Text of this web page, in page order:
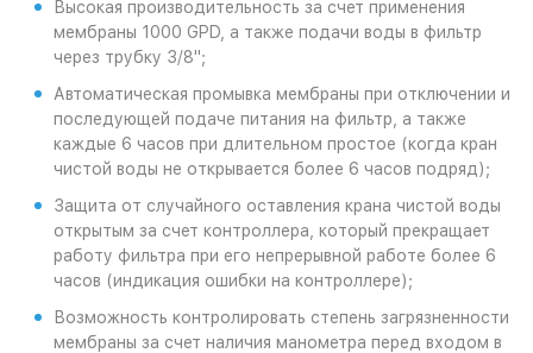
Высокая производительность за счет применения
мембраны 1000 GPD, а также подачи воды в фильтр
через трубку 3/8";
Автоматическая промывка мембраны при отключении и
последующей подаче питания на фильтр, а также
каждые 6 часов при длительном простое (когда кран
чистой воды не открывается более 6 часов подряд);
Защита от случайного оставления крана чистой воды
открытым за счет контроллера, который прекращает
работу фильтра при его непрерывной работе более 6
часов (индикация ошибки на контроллере);
Возможность контролировать степень загрязненности
мембраны за счет наличия манометра перед входом в